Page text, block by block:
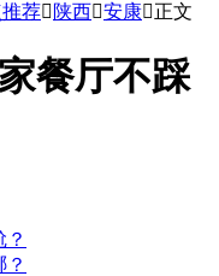
荐 陕西安康正文
餐厅不踩